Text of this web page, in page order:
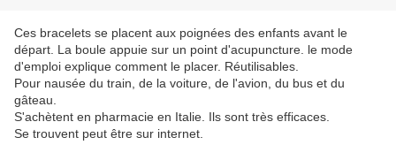
Ces bracelets se placent aux poignées des enfants avant le
départ. La boule appuie sur un point d'acupuncture. le mode
d'emploi explique comment le placer. Réutilisables.
Pour nausée du train, de la voiture, de l'avion, du bus et du
gâteau.
S'achètent en pharmacie en Italie. Ils sont très efficaces.
Se trouvent peut être sur internet.